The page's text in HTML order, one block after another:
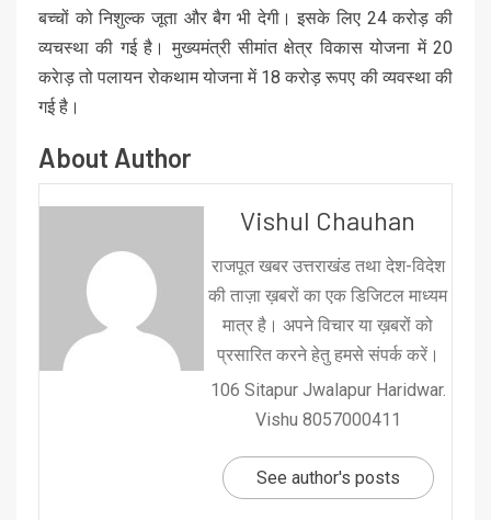
बच्चों को निशुल्क जूता और बैग भी देगी। इसके लिए 24 करोड़ की
व्यचस्था की गई है। मुख्यमंत्री सीमांत क्षेत्र विकास योजना में 20
करेाड़ तो पलायन रोकथाम योजना में 18 करोड़ रूपए की व्यवस्था की
गई है।
About Author
Vishul Chauhan
राजपूत खबर उत्तराखंड तथा देश-विदेश
की ताज़ा ख़बरों का एक डिजिटल माध्यम
मात्र है। अपने विचार या ख़बरों को
प्रसारित करने हेतु हमसे संपर्क करें।
106 Sitapur Jwalapur Haridwar.
Vishu 8057000411
See author's posts